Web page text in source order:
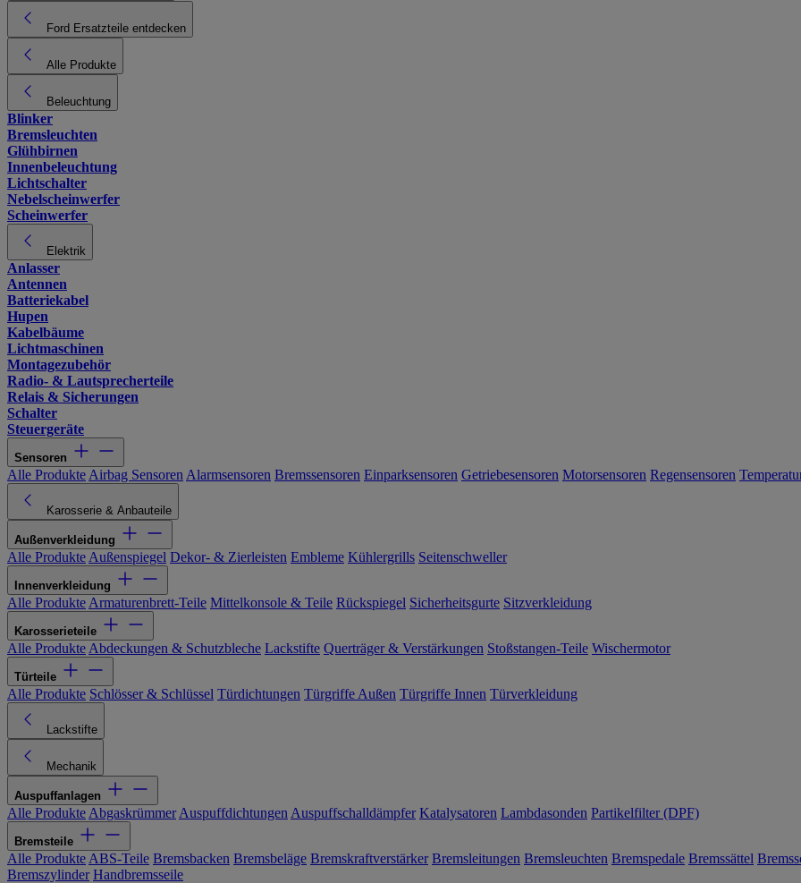
Ford Ersatzteile entdecken
Alle Produkte
Beleuchtung
Blinker
Bremsleuchten
Glühbirnen
Innenbeleuchtung
Lichtschalter
Nebelscheinwerfer
Scheinwerfer
Elektrik
Anlasser
Antennen
Batteriekabel
Hupen
Kabelbäume
Lichtmaschinen
Montagezubehör
Radio- & Lautsprecherteile
Relais & Sicherungen
Schalter
Steuergeräte
Sensoren
Alle Produkte Airbag Sensoren Alarmsensoren Bremssensoren Einparksensoren Getriebesensoren Motorsensoren Regensensoren
Karosserie & Anbauteile
Außenverkleidung
Alle Produkte Außenspiegel Dekor- & Zierleisten Embleme Kühlergrills Seitenschweller
Innenverkleidung
Alle Produkte Armaturenbrett-Teile Mittelkonsole & Teile Rückspiegel Sicherheitsgurte Sitzverkleidung
Karosserieteile
Alle Produkte Abdeckungen & Schutzbleche Lackstifte Querträger & Verstärkungen Stoßstangen-Teile Wischermotor
Türteile
Alle Produkte Schlösser & Schlüssel Türdichtungen Türgriffe Außen Türgriffe Innen Türverkleidung
Lackstifte
Mechanik
Auspuffanlagen
Alle Produkte Abgaskrümmer Auspuffdichtungen Auspuffschalldämpfer Katalysatoren Lambdasonden Partikelfilter (DPF)
Bremsteile
Alle Produkte ABS-Teile Bremsbacken Bremsbeläge Bremskraftverstärker Bremsleitungen Bremsleuchten Bremspedale Bremssättel
Bremszylinder Handbremsseile